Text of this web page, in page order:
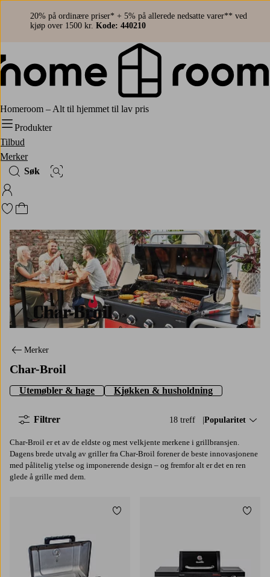
20% på ordinære priser* + 5% på allerede nedsatte varer** ved
kjøp over 1500 kr. Kode: 440210
Homeroom – Alt til hjemmet til lav pris
Produkter
Tilbud
Merker
Søk
Bildesøk
Logg på Homeroom
Gå til favorittmerkede produkter
Gå til handlekurven
Char-Broil
Merker
Char-Broil
Utemøbler & hage Kjøkken & husholdning
18 treff Sorter på:
Popularitet
Filtrer
Char-Broil er et av de eldste og mest velkjente merkene i grillbransjen.
Dagens brede utvalg av griller fra Char-Broil forener de beste innovasjonene
med pålitelig ytelse og imponerende design – og fremfor alt er det en ren
glede å grille med dem.
Legg til favoritter